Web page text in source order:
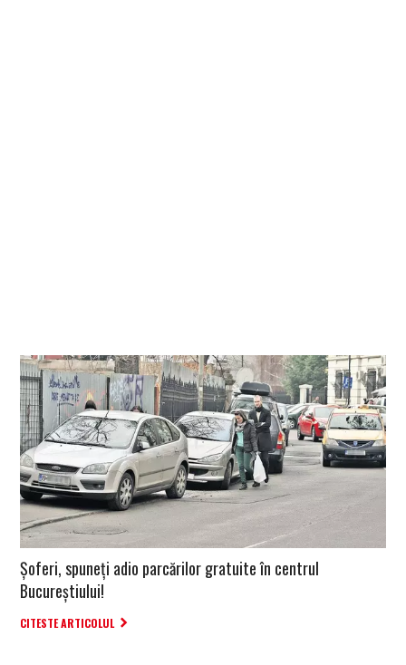
Șoferi, spuneți adio parcărilor gratuite în centrul
Bucureștiului!
CITESTE ARTICOLUL